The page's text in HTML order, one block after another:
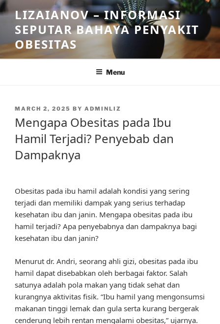
Skip
to
content
LIZAIANOV – INFORMASI
SEPUTAR BAHAYA PENYAKIT
OBESITAS
Menu
POSTED
MARCH 2, 2025 BY ADMINLIZ
Mengapa Obesitas pada Ibu
Hamil Terjadi? Penyebab dan
Dampaknya
Obesitas pada ibu hamil adalah kondisi yang sering
terjadi dan memiliki dampak yang serius terhadap
kesehatan ibu dan janin. Mengapa obesitas pada ibu
hamil terjadi? Apa penyebabnya dan dampaknya bagi
kesehatan ibu dan janin?
Menurut dr. Andri, seorang ahli gizi, obesitas pada ibu
hamil dapat disebabkan oleh berbagai faktor. Salah
satunya adalah pola makan yang tidak sehat dan
kurangnya aktivitas fisik. “Ibu hamil yang mengonsumsi
makanan tinggi lemak dan gula serta kurang bergerak
cenderung lebih rentan mengalami obesitas,” ujarnya.